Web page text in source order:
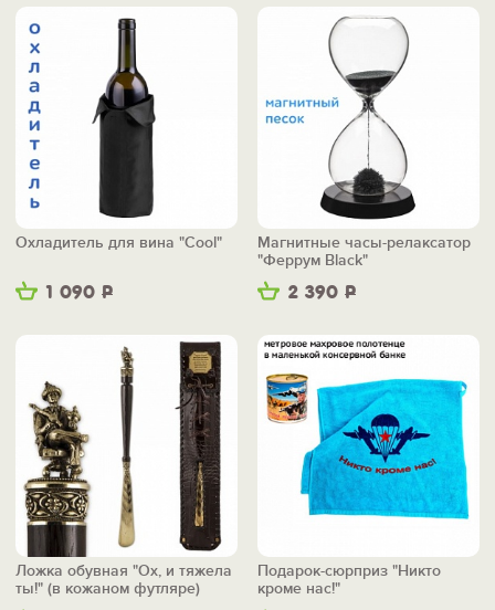
1 090 Р
Охладитель для вина "Cool"
2 390 Р
Магнитные часы-релаксатор
"Феррум Black"
Ложка обувная "Ох, и тяжела
ты!" (в кожаном футляре)
Подарок-сюрприз "Никто
кроме нас!"